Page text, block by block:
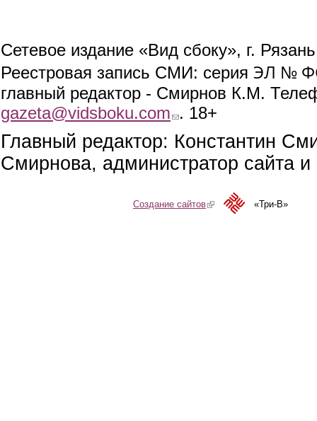
Сетевое издание «Вид сбоку», г.
Реестровая запись СМИ: серия ЭЛ №
главный редактор - Смирнов К.М.
gazeta@vidsboku.com (link sends e-mail)
. 18+
Главный редактор: Константин
Смирнова, администратор сайта
Создание сайтов(link is external)«Три-В»